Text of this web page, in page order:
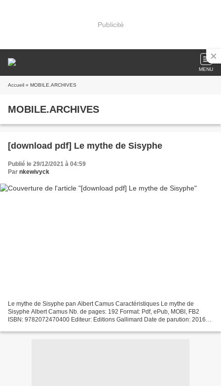
Publicité
MENU
Accueil » MOBILE.ARCHIVES
MOBILE.ARCHIVES
[download pdf] Le mythe de Sisyphe
Publié le 29/12/2021 à 04:59
Par nkewivyck
Le mythe de Sisyphe pan Albert Camus Caractéristiques Le mythe de
Sisyphe Albert Camus Nb. de pages: 192 Format: Pdf, ePub, MOBI, FB2
ISBN: 9782072470400 Editeur: Editions Gallimard Date de parution: 2016